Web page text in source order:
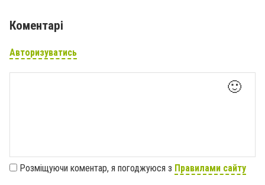
Коментарі
Авторизуватись
🙂
Розміщуючи коментар, я погоджуюся з Правилами сайту